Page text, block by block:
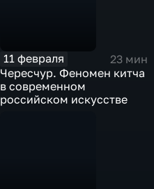
11 февраля
23 мин
Чересчур. Феномен китча
в современном
российском искусстве